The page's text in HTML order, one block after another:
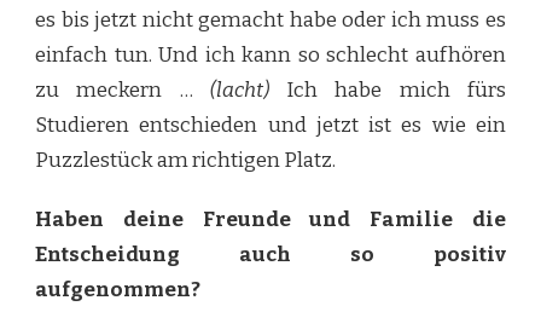
es bis jetzt nicht gemacht habe oder ich muss es
einfach tun. Und ich kann so schlecht aufhören
zu meckern … (lacht)Ich habe mich fürs
Studieren entschieden und jetzt ist es wie ein
Puzzlestück am richtigen Platz.
Haben deine Freunde und Familie die
Entscheidung auch so positiv
aufgenommen?